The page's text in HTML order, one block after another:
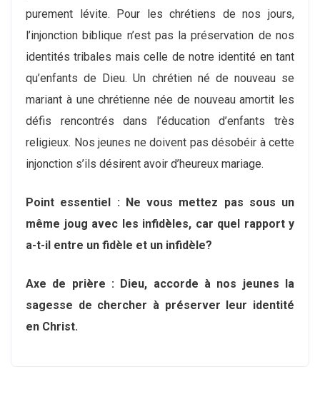
purement lévite. Pour les chrétiens de nos jours,
l’injonction biblique n’est pas la préservation de nos
identités tribales mais celle de notre identité en tant
qu’enfants de Dieu. Un chrétien né de nouveau se
mariant à une chrétienne née de nouveau amortit les
défis rencontrés dans l’éducation d’enfants très
religieux. Nos jeunes ne doivent pas désobéir à cette
injonction s’ils désirent avoir d’heureux mariage.
Point essentiel : Ne vous mettez pas sous un
même joug avec les infidèles, car quel rapport y
a-t-il entre un fidèle et un infidèle?
Axe de prière : Dieu, accorde à nos jeunes la
sagesse de chercher à préserver leur identité
en Christ.